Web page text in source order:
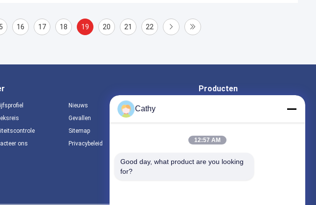
16 17 18 19 20 21 22
ons
Nieuws
Gevallen
Sitemap
Privacybeleid
Producten
Alle categorieën
Cathy
12:57 AM
Good day, what product are you looking
for?